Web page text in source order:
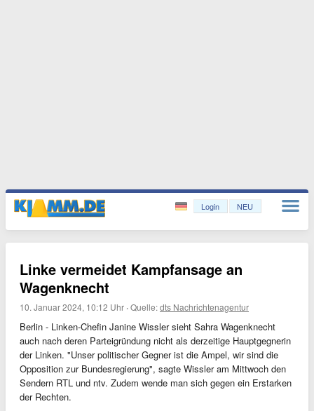
Login NEU
Linke vermeidet Kampfansage an
Wagenknecht
10. Januar 2024, 10:12 Uhr ·Quelle:dts Nachrichtenagentur
Berlin - Linken-Chefin Janine Wissler sieht Sahra Wagenknecht
auch nach deren Parteigründung nicht als derzeitige Hauptgegnerin
der Linken. "Unser politischer Gegner ist die Ampel, wir sind die
Opposition zur Bundesregierung", sagte Wissler am Mittwoch den
Sendern RTL und ntv. Zudem wende man sich gegen ein Erstarken
der Rechten.